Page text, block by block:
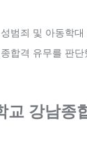
범죄 및 아동학
합격 유무를 판단
교 강남종